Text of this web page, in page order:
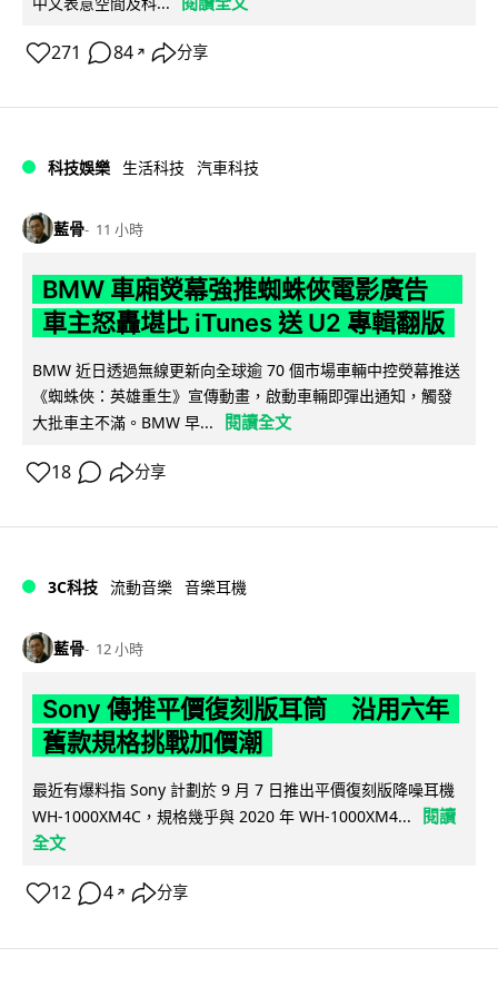
271 84 ↗ 分享
科技娛樂 生活科技 汽車科技
藍骨 11 小時
BMW 車廂熒幕強推蜘蛛俠電影廣告
車主怒轟堪比 iTunes 送 U2 專輯翻版
BMW 近日透過無線更新向全球逾 70 個市場車輛中控熒幕推送
《蜘蛛俠：英雄重生》宣傳動畫，啟動車輛即彈出通知，觸發
大批車主不滿。BMW 早...
閱讀全文
18 分享
3C科技 流動音樂 音樂耳機
藍骨 12 小時
Sony 傳推平價復刻版耳筒 沿用六年
舊款規格挑戰加價潮
最近有爆料指 Sony 計劃於 9 月 7 日推出平價復刻版降噪耳機
WH-1000XM4C，規格幾乎與 2020 年 WH-1000XM4...
閱讀
全文
12 4 ↗ 分享